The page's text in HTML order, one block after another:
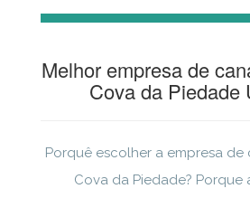
Melhor empresa de
Cova da Piedade
Porquê escolher a empresa
Cova da Piedade? Porque